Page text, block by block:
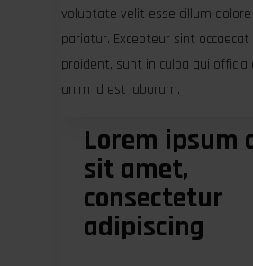
voluptate velit esse cillum
pariatur. Excepteur sint
proident, sunt in culpa qui
anim id est laborum.
Lorem ipsum
sit amet,
consectetur
adipiscing